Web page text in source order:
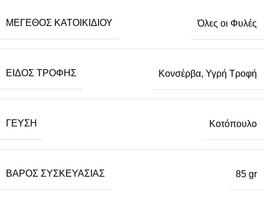
ΜΈΓΕΘΟΣ ΚΑΤΟΙΚΙΔΊΟΥ Όλες οι Φυλές
ΕΊΔΟΣ ΤΡΟΦΉΣ Κονσέρβα, Υγρή Τροφή
ΓΕΎΣΗ Κοτόπουλο
ΒΆΡΟΣ ΣΥΣΚΕΥΑΣΊΑΣ 85 gr